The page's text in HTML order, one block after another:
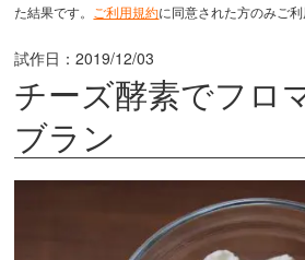
た結果です。 ご利用規約に同意された方のみご利
試作日：2019/12/03
チーズ酵素でフロ
ブラン